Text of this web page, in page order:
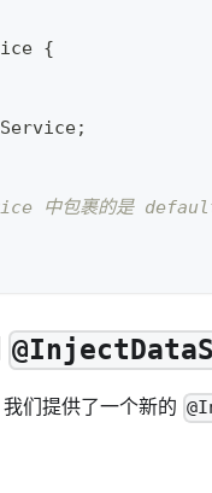
{
;
中包裹的是
们提供了一个新的